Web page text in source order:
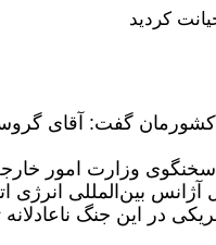
کردید
گفت: آقای
سخنگوی وزارت امور
بین‌المللی انرژی
در این جنگ ناعادلانه